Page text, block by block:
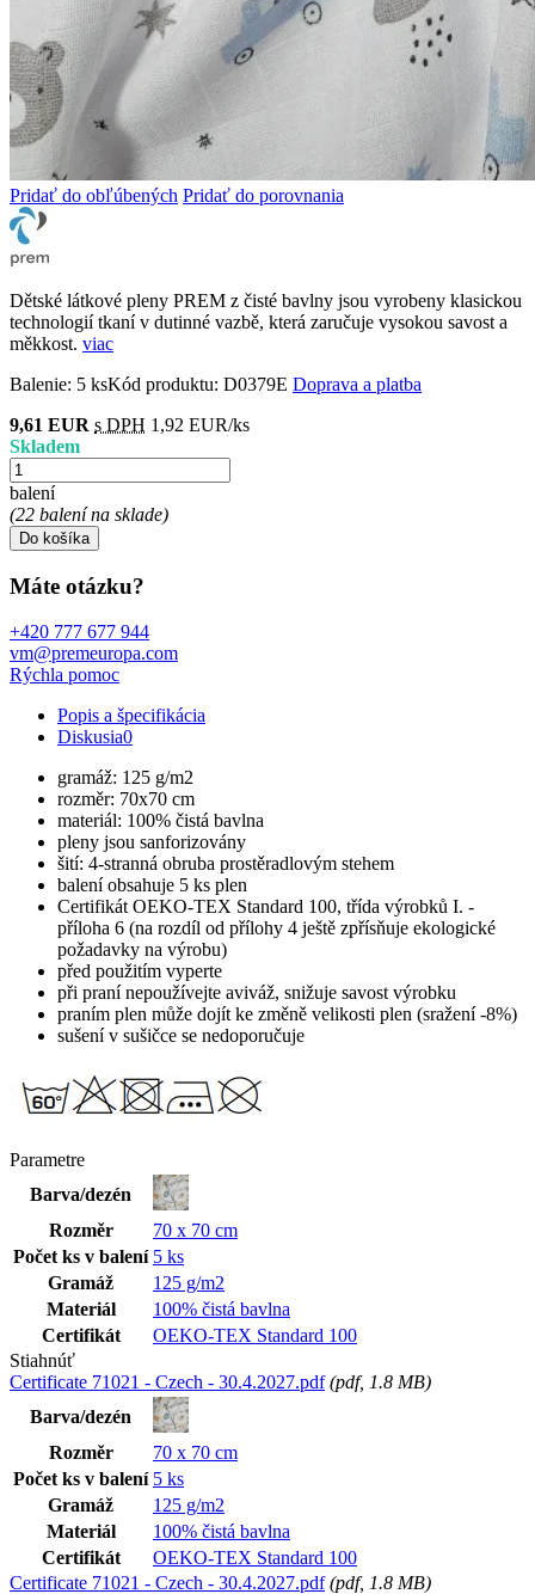
Pridať do obľúbených Pridať do porovnania
Dětské látkové pleny PREM z čisté bavlny jsou vyrobeny klasickou
technologií tkaní v dutinné vazbě, která zaručuje vysokou savost a
měkkost. viac
Balenie: 5 ksKód produktu: D0379E Doprava a platba
9,61 EUR s DPH 1,92 EUR/ks
Skladem
balení
(22 balení na sklade)
Do košíka
Máte otázku?
+420 777 677 944
vm@premeuropa.com
Rýchla pomoc
Popis a špecifikácia
Diskusia0
gramáž: 125 g/m2
rozměr: 70x70 cm
materiál: 100% čistá bavlna
pleny jsou sanforizovány
šití: 4-stranná obruba prostěradlovým stehem
balení obsahuje 5 ks plen
Certifikát OEKO-TEX Standard 100, třída výrobků I. -
příloha 6 (na rozdíl od přílohy 4 ještě zpřísňuje ekologické
požadavky na výrobu)
před použitím vyperte
při praní nepoužívejte aviváž, snižuje savost výrobku
praním plen může dojít ke změně velikosti plen (sražení -8%)
sušení v sušičce se nedoporučuje
Parametre
Barva/dezén
Rozměr
70 x 70 cm
Počet ks v balení 5 ks
Gramáž
125 g/m2
Materiál
100% čistá bavlna
Certifikát
OEKO-TEX Standard 100
Stiahnúť
Certificate 71021 - Czech - 30.4.2027.pdf (pdf, 1.8 MB)
Barva/dezén
Rozměr
70 x 70 cm
Počet ks v balení 5 ks
Gramáž
125 g/m2
Materiál
100% čistá bavlna
Certifikát
OEKO-TEX Standard 100
Certificate 71021 - Czech - 30.4.2027.pdf (pdf, 1.8 MB)